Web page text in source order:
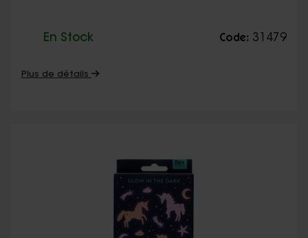
En Stock Code: 31479
Plus de détails